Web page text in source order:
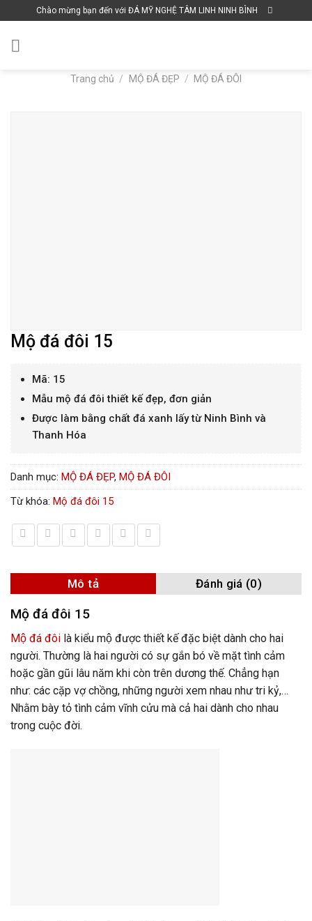
to
content
Chào mừng bạn đến với ĐÁ MỸ NGHỆ TÂM LINH NINH BÌNH
Trang chủ / MỘ ĐÁ ĐẸP / MỘ ĐÁ ĐÔI
Mộ đá đôi 15
Mã: 15
Mẫu mộ đá đôi thiết kế đẹp, đơn giản
Được làm bằng chất đá xanh lấy từ Ninh Bình và
Thanh Hóa
Danh mục: MỘ ĐÁ ĐẸP, MỘ ĐÁ ĐÔI
Từ khóa: Mộ đá đôi 15
Mô tả Đánh giá (0)
Mộ đá đôi 15
Mộ đá đôi là kiểu mộ được thiết kế đặc biệt dành cho hai
người. Thường là hai người có sự gắn bó về mặt tình cảm
hoặc gần gũi lâu năm khi còn trên dương thế. Chẳng hạn
như: các cặp vợ chồng, những người xem nhau như tri kỷ,…
Nhằm bày tỏ tình cảm vĩnh cửu mà cả hai dành cho nhau
trong cuộc đời.